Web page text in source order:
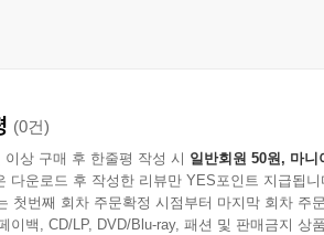
(0건)
이상 구매 후 한줄평 작성 시 일반회원 50원, 마니
다운로드 후 작성한 리뷰만 YES포인트 지급됩니
첫번째 회차 주문확정 시점부터 마지막 회차 주
이백, CD/LP, DVD/Blu-ray, 패션 및 판매금지 상